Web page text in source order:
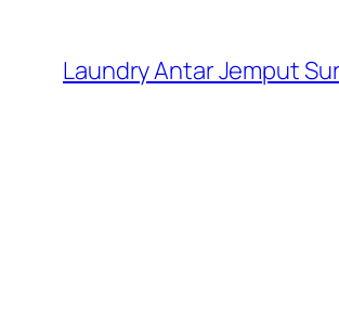
content
Laundry Antar Jemput